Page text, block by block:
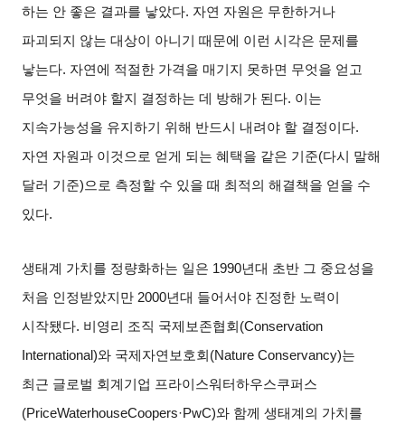
하는 안 좋은 결과를 낳았다. 자연 자원은 무한하거나
파괴되지 않는 대상이 아니기 때문에 이런 시각은 문제를
낳는다. 자연에 적절한 가격을 매기지 못하면 무엇을 얻고
무엇을 버려야 할지 결정하는 데 방해가 된다. 이는
지속가능성을 유지하기 위해 반드시 내려야 할 결정이다.
자연 자원과 이것으로 얻게 되는 혜택을 같은 기준(다시 말해
달러 기준)으로 측정할 수 있을 때 최적의 해결책을 얻을 수
있다.
생태계 가치를 정량화하는 일은 1990년대 초반 그 중요성을
처음 인정받았지만 2000년대 들어서야 진정한 노력이
시작됐다. 비영리 조직 국제보존협회 (Conservation
International)와 국제자연보호회 (Nature Conservancy)는
최근 글로벌 회계기업 프라이스워터하우스쿠퍼스
(PriceWaterhouseCoopers·PwC)와 함께 생태계의 가치를